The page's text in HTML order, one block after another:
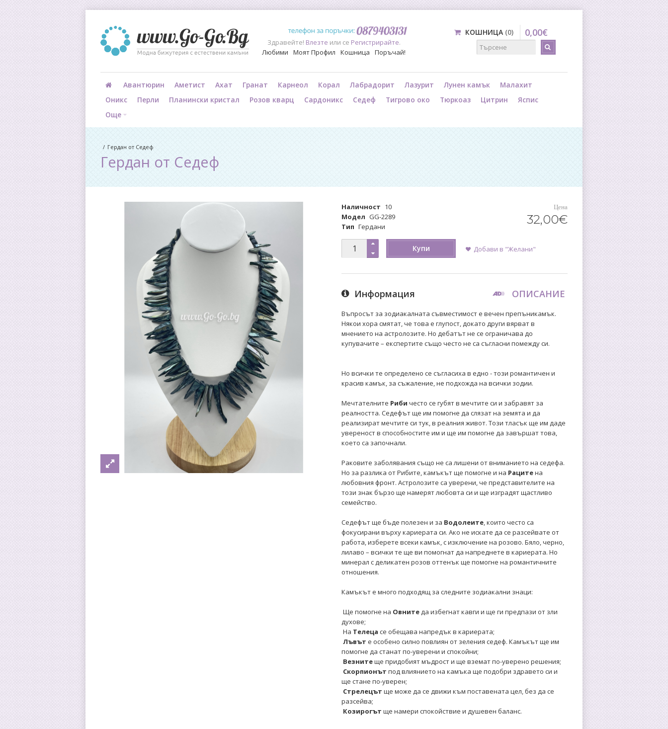
Здравейте! Влезте или се Регистрирайте.
Любими
Моят Профил Кошница Поръчай!
КОШНИЦА 0 0,00€
Авантюрин Аметист Ахат Гранат Карнеол Корал Лабрадорит Лазурит Лунен камък
Малахит
Оникс
Перли Планински кристал Розов кварц Сардоникс Седеф Тигрово око Тюркоаз Цитрин
Яспис
Още
Гердан от Седеф
Гердан от Седеф
Наличност 10
Модел GG-2289
Тип Гердани
Цена
32,00€
Купи Добави в "Желани"
Информация ОПИСАНИЕ
Въпросът за зодиакалната съвместимост е вечен препъникамък.
Някои хора смятат, че това е глупост, докато други вярват в
мнението на астролозите. Но дебатът не се ограничава до
купувачите – експертите също често не са съгласни помежду си.
Но всички те определено се съгласиха в едно - този романтичен и
красив камък, за съжаление, не подхожда на всички зодии.
Мечтателните Риби често се губят в мечтите си и забравят за
реалността. Седефът ще им помогне да слязат на земята и да
реализират мечтите си тук, в реалния живот. Този тласък ще им даде
увереност в способностите им и ще им помогне да завършат това,
което са започнали.
Раковите заболявания също не са лишени от вниманието на седефа.
Но за разлика от Рибите, камъкът ще помогне и на Рацитена
любовния фронт. Астролозите са уверени, че представителите на
този знак бързо ще намерят любовта си и ще изградят щастливо
семейство.
Седефът ще бъде полезен и за Водолеите, които често са
фокусирани върху кариерата си. Ако не искате да се разсейвате от
работа, изберете всеки камък, с изключение на розово. Бяло, черно,
лилаво – всички те ще ви помогнат да напреднете в кариерата. Но
минерал с деликатен розов оттенък ще помогне на романтичните
отношения.
Камъкът е много подходящ за следните зодиакални знаци:
Ще помогне на Овнитеда избегнат кавги и ще ги предпази от зли
духове;
На Телеца се обещава напредък в кариерата;
Лъвът е особено силно повлиян от зеления седеф. Камъкът ще им
помогне да станат по-уверени и спокойни;
Везнитеще придобият мъдрост и ще вземат по-уверено решения;
Скорпионът под влиянието на камъка ще подобри здравето си и
ще стане по-уверен;
Стрелецът ще може да се движи към поставената цел, без да се
разсейва;
Козирогът ще намери спокойствие и душевен баланс.